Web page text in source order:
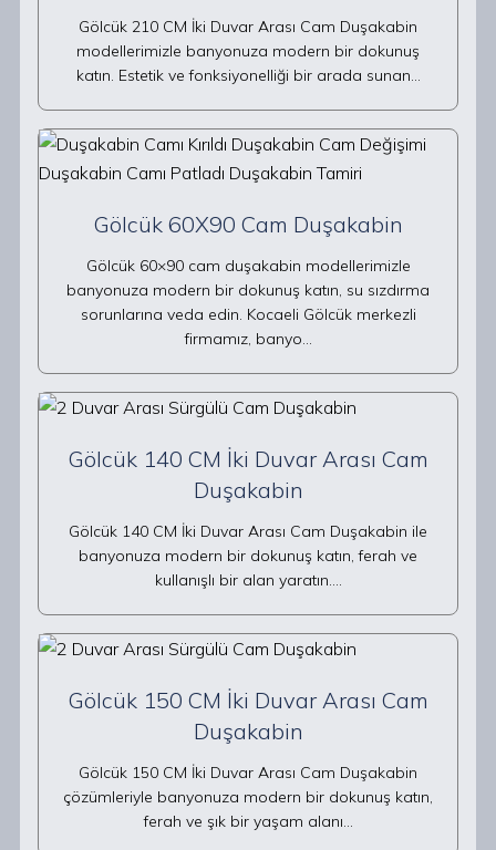
Gölcük 210 CM İki Duvar Arası Cam Duşakabin
modellerimizle banyonuza modern bir dokunuş
katın. Estetik ve fonksiyonelliği bir arada sunan…
Gölcük 60X90 Cam Duşakabin
Gölcük 60×90 cam duşakabin modellerimizle
banyonuza modern bir dokunuş katın, su sızdırma
sorunlarına veda edin. Kocaeli Gölcük merkezli
firmamız, banyo…
Gölcük 140 CM İki Duvar Arası Cam
Duşakabin
Gölcük 140 CM İki Duvar Arası Cam Duşakabin ile
banyonuza modern bir dokunuş katın, ferah ve
kullanışlı bir alan yaratın.…
Gölcük 150 CM İki Duvar Arası Cam
Duşakabin
Gölcük 150 CM İki Duvar Arası Cam Duşakabin
çözümleriyle banyonuza modern bir dokunuş katın,
ferah ve şık bir yaşam alanı…